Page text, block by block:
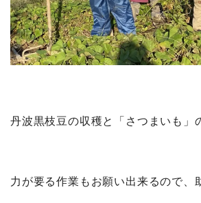
丹波黒枝豆の収穫と「さつまいも」
力が要る作業もお願い出来るので、